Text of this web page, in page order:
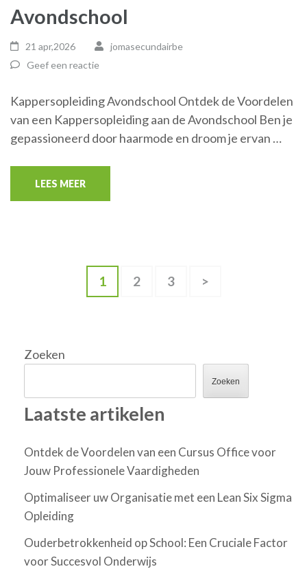
Avondschool
21 apr,2026
jomasecundairbe
Geef een reactie
Kappersopleiding Avondschool Ontdek de Voordelen
van een Kappersopleiding aan de Avondschool Ben je
gepassioneerd door haarmode en droom je ervan …
LEES MEER
Pagina
1 Pagina
2 Pagina
3 >
Zoeken
Zoeken
Laatste artikelen
Ontdek de Voordelen van een Cursus Office voor
Jouw Professionele Vaardigheden
Optimaliseer uw Organisatie met een Lean Six Sigma
Opleiding
Ouderbetrokkenheid op School: Een Cruciale Factor
voor Succesvol Onderwijs